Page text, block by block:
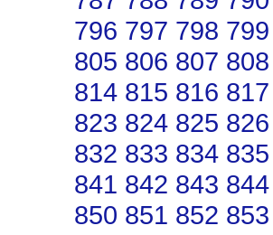
796 797 798 799
805 806 807 808
814 815 816 817
823 824 825 826
832 833 834 835
841 842 843 844
850 851 852 853